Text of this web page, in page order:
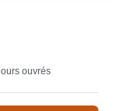
ouvrés